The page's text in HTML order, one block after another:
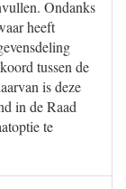
Ondanks
heeft
tussen de
is deze
in de Raad
te